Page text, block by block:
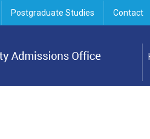
Postgraduate Studies Contact